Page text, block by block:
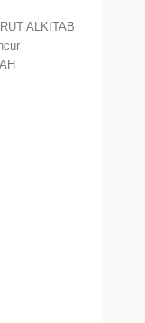
ALKITAB